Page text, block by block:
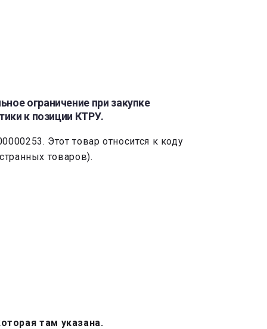
ограничение при закупке
к позиции КТРУ.
Этот товар относится к коду
товаров).
там указана.